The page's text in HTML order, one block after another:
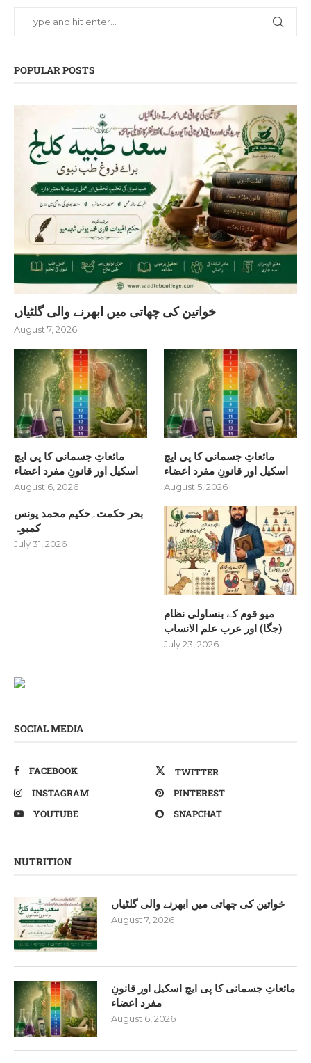
POPULAR POSTS
خواتین کی چھاتی میں ابھرنے والی گلٹیاں
August 7, 2026
مائعاتِ جسمانی کا پی ایچ
اسکیل اور قانونِ مفرد اعضاء
August 6, 2026
مائعاتِ جسمانی کا پی ایچ
اسکیل اور قانونِ مفرد اعضاء
August 5, 2026
بحر حکمت۔حکیم محمد یونس
کمبوہ
July 31, 2026
میو قوم کے بنساولی نظام
(جگا) اور عرب علم الانساب
July 23, 2026
SOCIAL MEDIA
FACEBOOK
TWITTER
INSTAGRAM
PINTEREST
YOUTUBE
SNAPCHAT
NUTRITION
خواتین کی چھاتی میں ابھرنے والی گلٹیاں
August 7, 2026
مائعاتِ جسمانی کا پی ایچ اسکیل اور قانونِ
مفرد اعضاء
August 6, 2026